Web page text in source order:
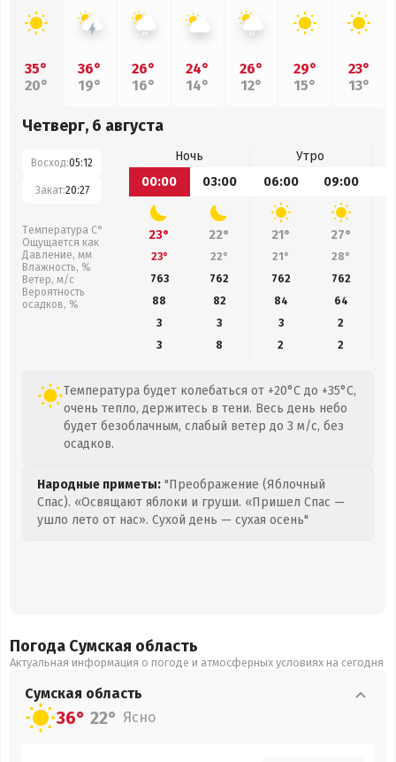
35°
20°
36°
19°
26°
16°
24°
14°
26°
12°
29°
15°
23°
13°
Четверг, 6 августа
Восход:05:12
Закат:20:27
Температура С°
Ощущается как
Давление, мм
Влажность, %
Ветер, м/с
Вероятность
осадков, %
Ночь
Утро
00:00
03:00 06:00 09:00
23° 22° 21° 27°
23° 22° 21° 28°
763
762 762 762
88
82 84
64
3
3 3
2
3
8 2 2
Температура будет колебаться от +20°C до +35°C,
очень тепло, держитесь в тени. Весь день небо
будет безоблачным, слабый ветер до 3 м/с, без
осадков.
Народные приметы: "Преображение (Яблочный
Спас). «Освящают яблоки и груши. «Пришел Спас —
ушло лето от нас». Сухой день — сухая осень"
Погода Сумская область
Актуальная информация о погоде и атмосферных условиях на сегодня
Сумская область
36° 22° Ясно